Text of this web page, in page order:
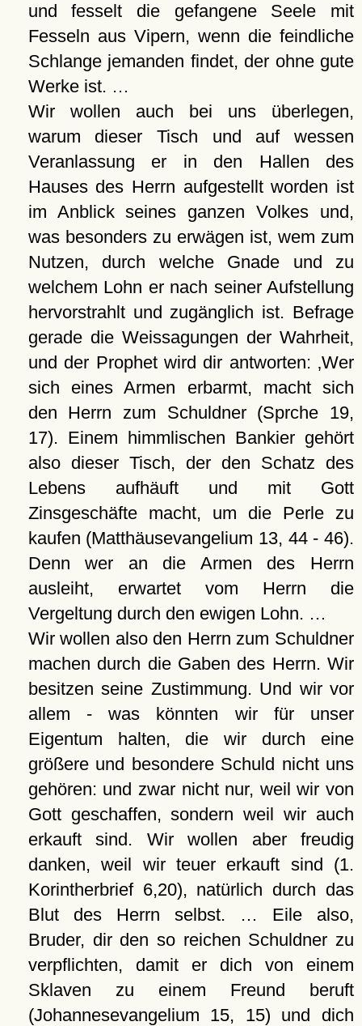
und fesselt die gefangene Seele mit
Fesseln aus Vipern, wenn die feindliche
Schlange jemanden findet, der ohne gute
Werke ist. …
Wir wollen auch bei uns überlegen,
warum dieser Tisch und auf wessen
Veranlassung er in den Hallen des
Hauses des Herrn aufgestellt worden ist
im Anblick seines ganzen Volkes und,
was besonders zu erwägen ist, wem zum
Nutzen, durch welche Gnade und zu
welchem Lohn er nach seiner Aufstellung
hervorstrahlt und zugänglich ist. Befrage
gerade die Weissagungen der Wahrheit,
und der Prophet wird dir antworten: ‚Wer
sich eines Armen erbarmt, macht sich
den Herrn zum Schuldner (Sprche 19,
17). Einem himmlischen Bankier gehört
also dieser Tisch, der den Schatz des
Lebens aufhäuft und mit Gott
Zinsgeschäfte macht, um die Perle zu
kaufen (Matthäusevangelium 13, 44 - 46).
Denn wer an die Armen des Herrn
ausleiht, erwartet vom Herrn die
Vergeltung durch den ewigen Lohn. …
Wir wollen also den Herrn zum Schuldner
machen durch die Gaben des Herrn. Wir
besitzen seine Zustimmung. Und wir vor
allem - was könnten wir für unser
Eigentum halten, die wir durch eine
größere und besondere Schuld nicht uns
gehören: und zwar nicht nur, weil wir von
Gott geschaffen, sondern weil wir auch
erkauft sind. Wir wollen aber freudig
danken, weil wir teuer erkauft sind (1.
Korintherbrief 6,20), natürlich durch das
Blut des Herrn selbst. … Eile also,
Bruder, dir den so reichen Schuldner zu
verpflichten, damit er dich von einem
Sklaven zu einem Freund beruft
(Johannesevangelium 15, 15) und dich